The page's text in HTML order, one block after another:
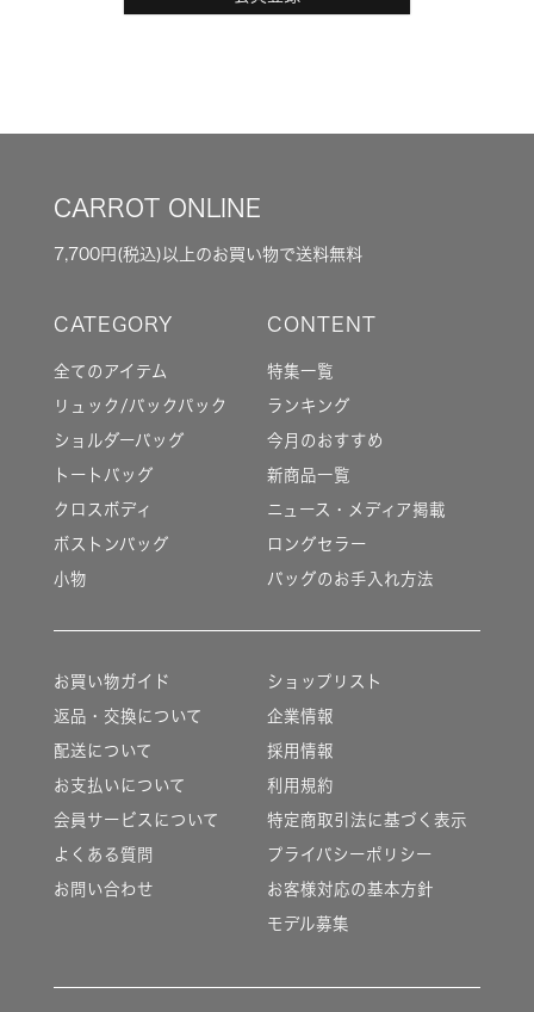
CARROT ONLINE
7,700円(税込)以上のお買い物で送料無料
全てのアイテム
リュック/バックパック
ショルダーバッグ
トートバッグ
クロスボディ
ボストンバッグ
小物
特集一覧
ランキング
今月のおすすめ
新商品一覧
ニュース・メディア掲載
ロングセラー
バッグのお手入れ方法
お買い物ガイド
返品・交換について
配送について
お支払いについて
会員サービスについて
よくある質問
お問い合わせ
ショップリスト
企業情報
採用情報
利用規約
特定商取引法に基づく表示
プライバシーポリシー
お客様対応の基本方針
モデル募集